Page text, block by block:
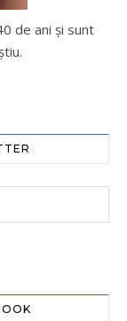
de ani şi sunt